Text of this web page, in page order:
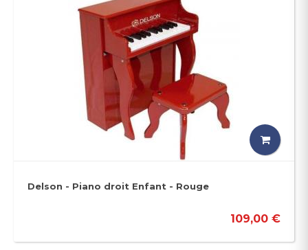
Delson - Piano droit Enfant - Rouge
109,00 €